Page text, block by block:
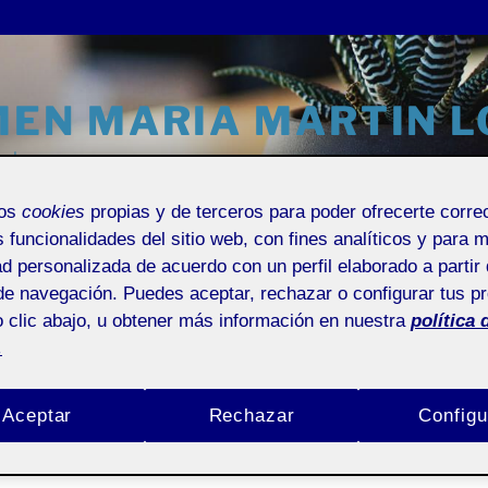
MARIA MARTIN
Oberta de Catalunya Entrada de incidencias o
Pública
cookies propias y de terceros para poder ofrecerte
funcionalidades del sitio web, con fines analíticos y para
personalizada de acuerdo con un perfil elaborado a partir
navegación. Puedes aceptar, rechazar o configurar tus
clic abajo, u obtener más información en nuestra política
Rechazar
Aceptar